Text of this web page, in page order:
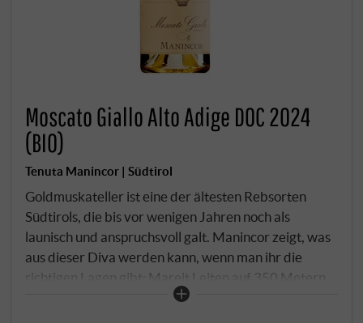
Moscato Giallo Alto Adige DOC 2024
(BIO)
Tenuta Manincor | Südtirol
Goldmuskateller ist eine der ältesten Rebsorten
Südtirols, die bis vor wenigen Jahren noch als
launisch und anspruchsvoll galt. Manincor zeigt, was
aus dieser Diva werden kann, wenn man ihr die
richtigen Lagen gibt: Mareit Leiten auf 350 Metern,
extrem steil nach Süden exponiert mit warmen